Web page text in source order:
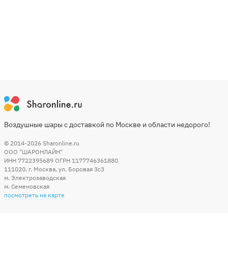
Воздушные шары с доставкой по Москве и области недорого!
© 2014-2026 Sharonline.ru
ООО "ШАРОНЛАЙН"
ИНН 7722395689 ОГРН 1177746361880
111020, г. Москва, ул. Боровая 3c3
м. Электрозаводская
м. Семеновская
посмотреть на карте